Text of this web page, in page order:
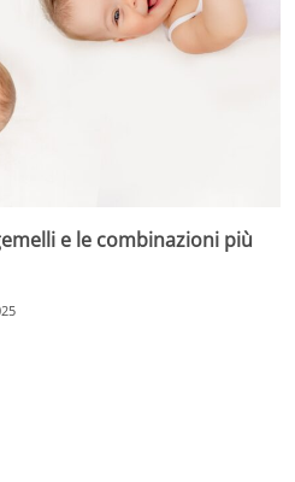
e le combinazioni più